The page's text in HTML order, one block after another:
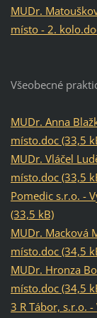
MUDr.
místo - 2.
Všeobecné
MUDr. Anna
místo.doc (33,5
MUDr. Vláčel
místo.doc (33,5
Pomedic s.r.o. -
(33,5 kB)
MUDr. Macková
místo.doc (34,5
MUDr. Hronza
místo.doc (34,5
3 R Tábor, s.r.o.